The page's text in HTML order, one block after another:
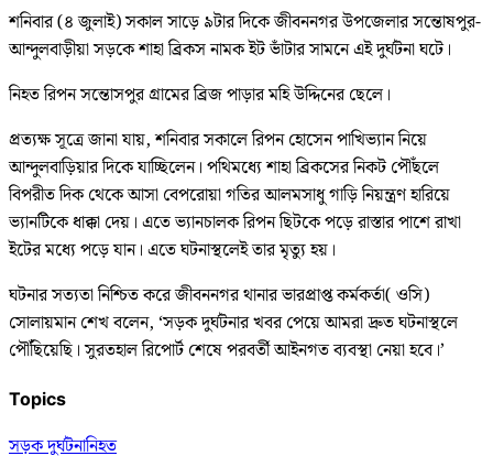
শনিবার (৪ জুলাই) সকাল সাড়ে ৯টার দিকে জীবননগর উপজেলার সন্তোষপুর-
আন্দুলবাড়ীয়া সড়কে শাহা ব্রিকস নামক ইট ভাঁটার সামনে এই দুর্ঘটনা ঘটে।
নিহত রিপন সন্তোসপুর গ্রামের ব্রিজ পাড়ার মহি উদ্দিনের ছেলে।
প্রত্যক্ষ সূত্রে জানা যায়, শনিবার সকালে রিপন হোসেন পাখিভ্যান নিয়ে
আন্দুলবাড়িয়ার দিকে যাচ্ছিলেন। পথিমধ্যে শাহা ব্রিকসের নিকট পৌঁছলে
বিপরীত দিক থেকে আসা বেপরোয়া গতির আলমসাধু গাড়ি নিয়ন্ত্রণ হারিয়ে
ভ্যানটিকে ধাক্কা দেয়। এতে ভ্যানচালক রিপন ছিটকে পড়ে রাস্তার পাশে রাখা
ইটের মধ্যে পড়ে যান। এতে ঘটনাস্থলেই তার মৃত্যু হয়।
ঘটনার সত্যতা নিশ্চিত করে জীবননগর থানার ভারপ্রাপ্ত কর্মকর্তা( ওসি)
সোলায়মান শেখ বলেন, ‘সড়ক দুর্ঘটনার খবর পেয়ে আমরা দ্রুত ঘটনাস্থলে
পৌঁছিয়েছি। সুরতহাল রিপোর্ট শেষে পরবর্তী আইনগত ব্যবস্থা নেয়া হবে।’
Topics
সড়ক দুর্ঘটনানিহত